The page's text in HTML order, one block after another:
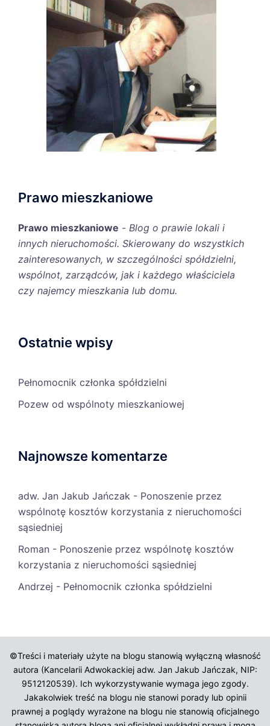
Prawo mieszkaniowe
Prawo mieszkaniowe - Blog o prawie lokali i
innych nieruchomości. Skierowany do wszystkich
zainteresowanych, w szczególności spółdzielni,
wspólnot, zarządców, jak i każdego właściciela
czy najemcy mieszkania lub domu.
Ostatnie wpisy
Pełnomocnik członka spółdzielni
Pozew od wspólnoty mieszkaniowej
Najnowsze komentarze
adw. Jan Jakub Jańczak - Ponoszenie przez
wspólnotę kosztów korzystania z nieruchomości
sąsiedniej
Roman - Ponoszenie przez wspólnotę kosztów
korzystania z nieruchomości sąsiedniej
Andrzej - Pełnomocnik członka spółdzielni
©Treści i materiały użyte na blogu stanowią wyłączną własność
autora (Kancelarii Adwokackiej adw. Jan Jakub Jańczak, NIP:
9512120539). Ich wykorzystywanie wymaga jego zgody.
Jakakolwiek treść na blogu nie stanowi porady lub opinii
prawnej a poglądy wyrażone na blogu nie stanowią oficjalnego